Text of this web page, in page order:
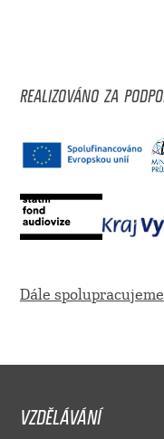
REALIZOVÁNO ZA
Dále spolupracujeme
VZDĚLÁVÁNÍ